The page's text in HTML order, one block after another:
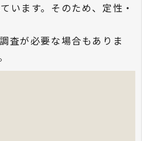
います。そのため、定性・
査が必要な場合もありま